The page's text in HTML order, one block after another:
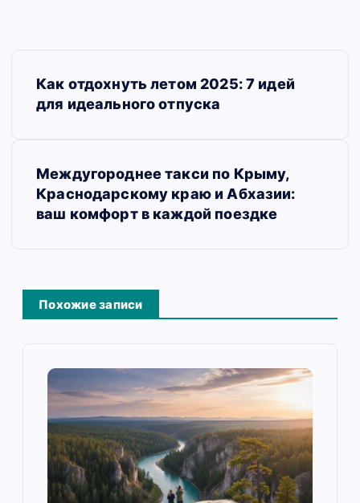
Как отдохнуть летом 2025: 7 идей
для идеального отпуска
Междугороднее такси по Крыму,
Краснодарскому краю и Абхазии:
ваш комфорт в каждой поездке
Похожие записи